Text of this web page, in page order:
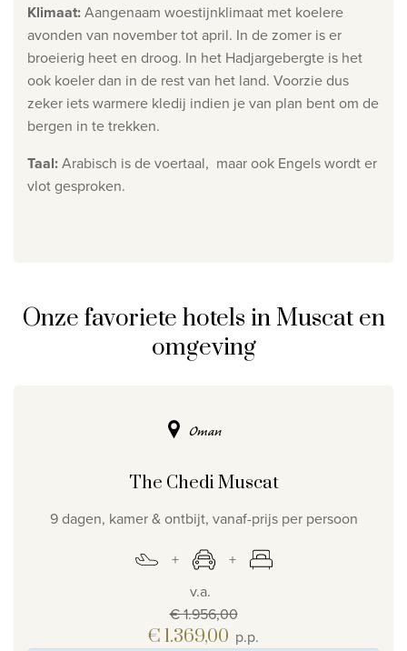
Klimaat:Aangenaam woestijnklimaat met koelere
avonden van november tot april. In de zomer is er
broeierig heet en droog. In het Hadjargebergte is het
ook koeler dan in de rest van het land. Voorzie dus
zeker iets warmere kledij indien je van plan bent om de
bergen in te trekken.
Taal:Arabisch is de voertaal, maar ook Engels wordt er
vlot gesproken.
Onze favoriete hotels in Muscat en
omgeving
Oman
The Chedi Muscat
9 dagen, kamer & ontbijt, vanaf-prijs per persoon
v.a.
€ 1.956,00
€ 1.369,00 p.p.